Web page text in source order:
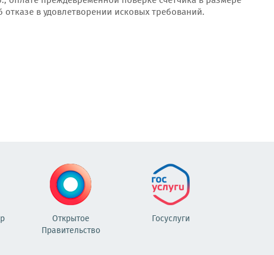
в удовлетворении исковых требований.
Открытое
Правительство
Госуслуги